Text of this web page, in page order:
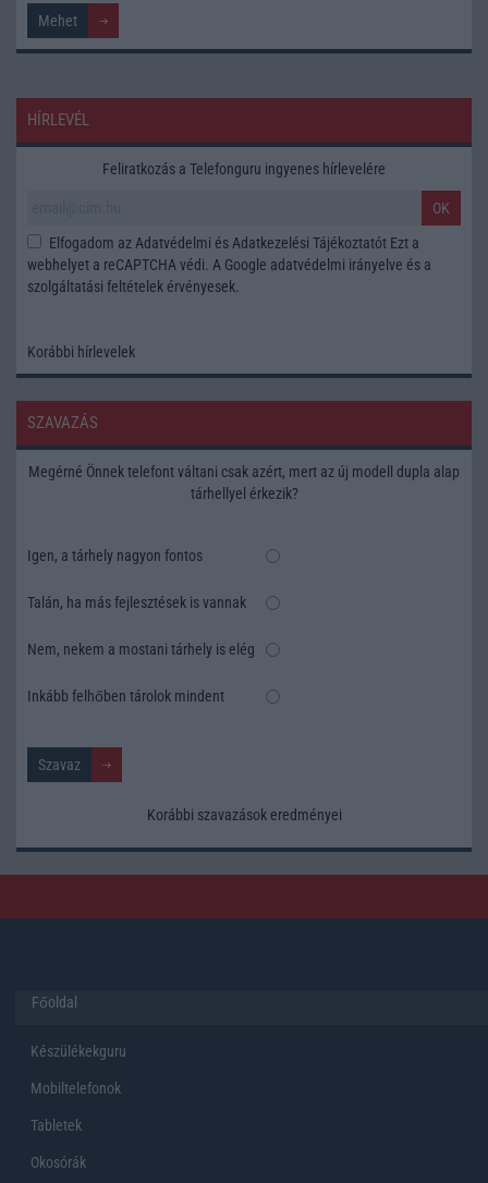
HÍRLEVÉL
Feliratkozás a Telefonguru ingyenes hírlevelére
OK
Elfogadom az Adatvédelmi és Adatkezelési Tájékoztatót Ezt a
webhelyet a reCAPTCHA védi. A Google adatvédelmi irányelve és a
szolgáltatási feltételek érvényesek.
Korábbi hírlevelek
SZAVAZÁS
Megérné Önnek telefont váltani csak azért, mert az új modell dupla alap
tárhellyel érkezik?
Igen, a tárhely nagyon fontos
Talán, ha más fejlesztések is vannak
Nem, nekem a mostani tárhely is elég
Inkább felhőben tárolok mindent
Korábbi szavazások eredményei
Főoldal
Készülékekguru
Mobiltelefonok
Tabletek
Okosórák